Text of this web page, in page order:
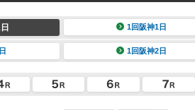
1回阪神1日
1回阪神2日